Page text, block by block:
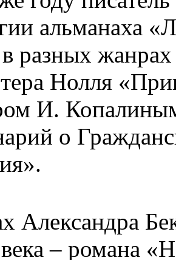
альманаха
в разных
Нолля
И.
о
Александра
– романа